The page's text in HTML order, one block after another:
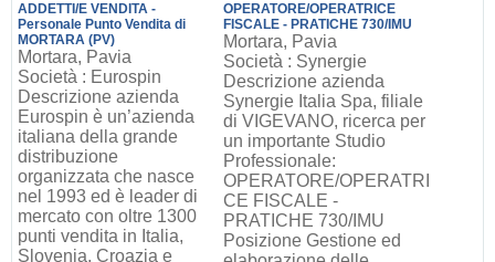
ADDETTI/E VENDITA -
Personale Punto Vendita di
MORTARA (PV)
Mortara, Pavia
Società : Eurospin
Descrizione azienda
Eurospin è un’azienda
italiana della grande
distribuzione
organizzata che nasce
nel 1993 ed è leader di
mercato con oltre 1300
punti vendita in Italia,
Slovenia, Croazia e
OPERATORE/OPERATRICE
FISCALE - PRATICHE 730/IMU
Mortara, Pavia
Società : Synergie
Descrizione azienda
Synergie Italia Spa, filiale
di VIGEVANO, ricerca per
un importante Studio
Professionale:
OPERATORE/OPERATRI
CE FISCALE -
PRATICHE 730/IMU
Posizione Gestione ed